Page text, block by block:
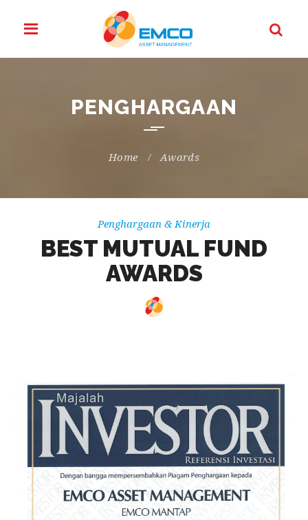
PENGHARGAAN
Home Awards
Penghargaan & Kinerja
BEST MUTUAL FUND
AWARDS